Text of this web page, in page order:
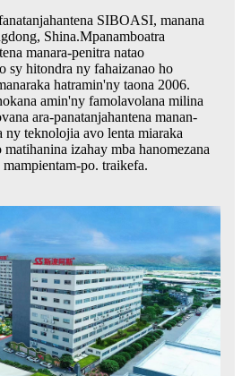
SIBOASI, manana
Shina.Mpanamboatra
manara-penitra natao
sy hitondra ny fahaizanao ho
hatramin'ny taona 2006.
amin'ny famolavolana milina
ara-panatanjahantena manan-
ny teknolojia avo lenta miaraka
izahay mba hanomezana
po. traikefa.